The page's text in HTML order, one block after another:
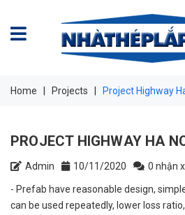
Home Projects Project Highway
PROJECT HIGHWAY HA
Admin 10/11/2020 0 nhận
- Prefab have reasonable design,
can be used repeatedly, lower loss